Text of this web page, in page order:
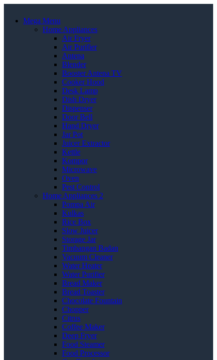
Mega Menu
Home Appliances
Air Fryer
Air Purifier
Antena
Blender
Booster Antena TV
Cooker Hood
Desk Lamp
Dish Dryer
Dispenser
Door Bell
Hand Dryer
Jar Pot
Juicer Extractor
Kettle
Kompor
Microwave
Oven
Pest Control
Home Appliances 2
Pompa Air
Kulkas
Rice Box
Slow Juicer
Storage Jar
Timbangan Badan
Vacuum Cleaner
Water Heater
Water Purifier
Bread Maker
Bread Toaster
Chocolate Fountain
Chopper
Citrus
Coffee Maker
Deep Fryer
Food Steamer
Food Processor